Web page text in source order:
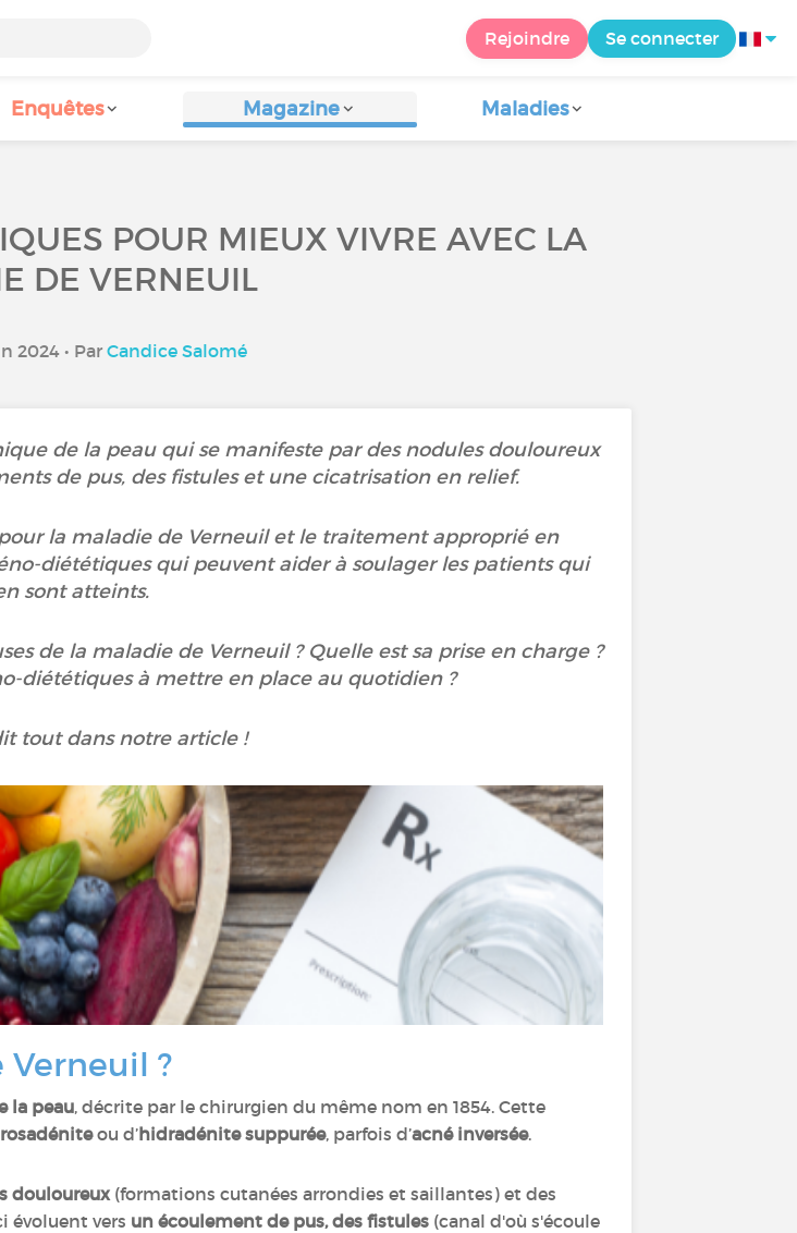
Rejoindre Se connecter
Enquêtes Magazine Maladies
POUR MIEUX VIVRE AVEC LA
DE VERNEUIL
2024 • ParCandice Salomé
de la peau qui se manifeste par des nodules douloureux
de pus, des fistules et une cicatrisation en relief.
la maladie de Verneuil et le traitement approprié en
diététiques qui peuvent aider à soulager les patients qui
sont atteints.
de la maladie de Verneuil ? Quelle est sa prise en charge ?
diététiques à mettre en place au quotidien ?
tout dans notre article !
Verneuil ?
la peau, décrite par le chirurgien du même nom en 1854. Cette
ou d’hidradénite suppurée, parfois d’acné inversée.
douloureux(formations cutanées arrondies et saillantes) et des
évoluent vers un écoulement de pus, des fistules (canal d'où s'écoule